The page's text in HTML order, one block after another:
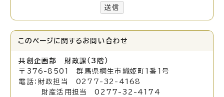
送信
このページに関する お問い合わせ
共創企画部 財政課（3階）
〒376-8501 群馬県桐生市織姫町1番1号
電話：財政担当 0277-32-4168
財産活用担当 0277-32-4174